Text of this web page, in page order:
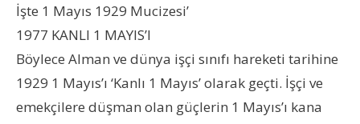
İşte 1 Mayıs 1929 Mucizesi’
1977 KANLI 1 MAYIS’I
Böylece Alman ve dünya işçi sınıfı hareketi tarihine
1929 1 Mayıs’ı ‘Kanlı 1 Mayıs’ olarak geçti. İşçi ve
emekçilere düşman olan güçlerin 1 Mayıs’ı kana